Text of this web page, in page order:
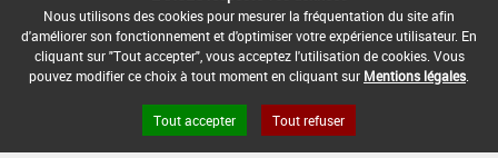
Version du produit : v3.1
Nous utilisons des cookies pour mesurer la fréquentation du site afin
d'améliorer son fonctionnement et d'optimiser votre expérience utilisateur. En
cliquant sur "Tout accepter", vous acceptez l'utilisation de cookies. Vous
pouvez modifier ce choix à tout moment en cliquant sur Mentions légales
Tout accepter Tout refuser